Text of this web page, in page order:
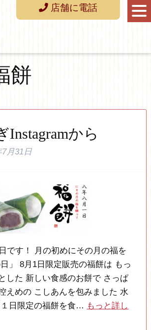
餅
Instagramから
7月31日
です！ 月の初めにその月の福を
」 8月1日限定販売の福餅は もっ
した 新しい食感のお餅で さっぱ
えめの こしあんを包みました 水
日限定の福餅を食… もっと詳し
店舗に電話